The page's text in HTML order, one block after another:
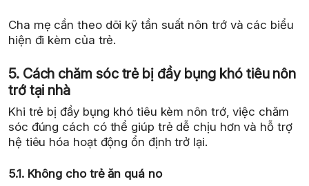
Cha mẹ cần theo dõi kỹ tần suất nôn trớ và các biểu
hiện đi kèm của trẻ.
5. Cách chăm sóc trẻ bị đầy bụng khó tiêu nôn
trớ tại nhà
Khi trẻ bị đầy bụng khó tiêu kèm nôn trớ, việc chăm
sóc đúng cách có thể giúp trẻ dễ chịu hơn và hỗ trợ
hệ tiêu hóa hoạt động ổn định trở lại.
5.1. Không cho trẻ ăn quá no